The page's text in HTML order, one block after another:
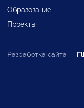
Образование
Проекты
Разработка сайта —